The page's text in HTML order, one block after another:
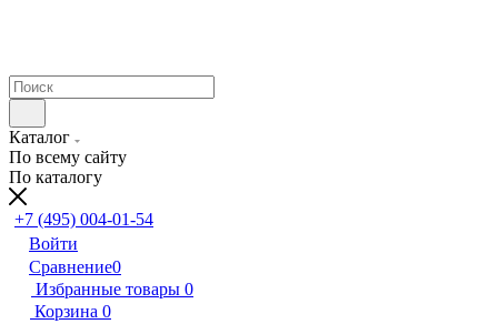
Каталог
По всему сайту
По каталогу
+7 (495) 004-01-54
Войти
Сравнение0
Избранные товары 0
Корзина 0